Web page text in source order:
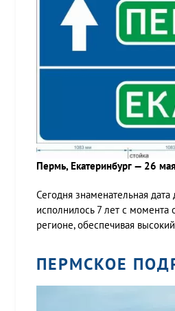
Пермь, Екатеринбург — 26
Сегодня знаменательная
исполнилось 7 лет с
регионе, обеспечивая
ПЕРМСКОЕ